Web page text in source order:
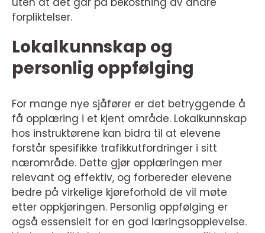
forpliktelser.
Lokalkunnskap og
personlig oppfølging
For mange nye sjåfører er det betryggende å
få opplæring i et kjent område. Lokalkunnskap
hos instruktørene kan bidra til at elevene
forstår spesifikke trafikkutfordringer i sitt
nærområde. Dette gjør opplæringen mer
relevant og effektiv, og forbereder elevene
bedre på virkelige kjøreforhold de vil møte
etter oppkjøringen. Personlig oppfølging er
også essensielt for en god læringsopplevelse.